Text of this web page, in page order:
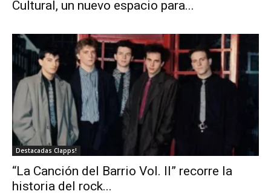
Cultural, un nuevo espacio para...
Destacadas Clapps!
“La Canción del Barrio Vol. II” recorre la
historia del rock...